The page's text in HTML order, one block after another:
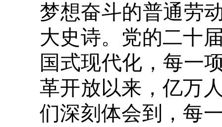
梦想奋斗的普通劳
大史诗。党的二十
国式现代化，每一
革开放以来，亿万
们深刻体会到，每